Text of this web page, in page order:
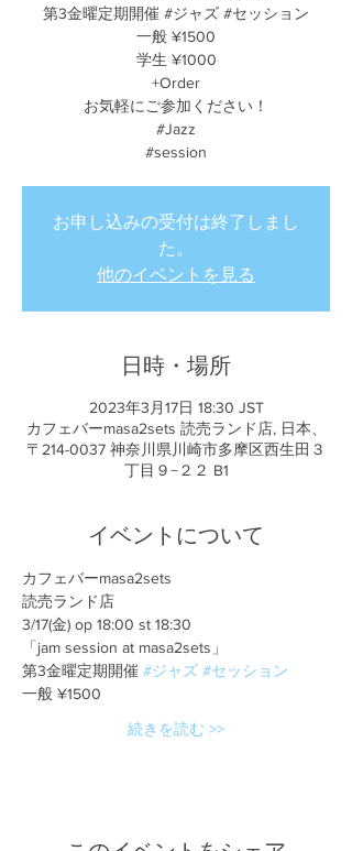
第3金曜定期開催 #ジャズ #セッション
一般 ¥1500
学生 ¥1000
+Order
お気軽にご参加ください！
#Jazz
#session
お申し込みの受付は終了しまし
た。
他のイベントを見る
日時・場所
2023年3月17日 18:30 JST
カフェバーmasa2sets 読売ランド店, 日本、
〒214-0037 神奈川県川崎市多摩区西生田３
丁目９−２２ B1
イベントについて
カフェバーmasa2sets
読売ランド店
3/17(金) op 18:00 st 18:30
「jam session at masa2sets」
第3金曜定期開催 #ジャズ #セッション
一般 ¥1500
続きを読む >>